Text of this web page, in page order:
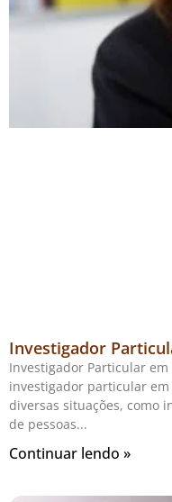
Investigador
Investigador Particular
investigador particular em
diversas situações, como
de pessoas
Continuar lendo »